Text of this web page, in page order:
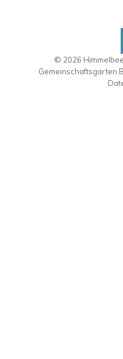
© 2026
Gemeinschaftsgarten